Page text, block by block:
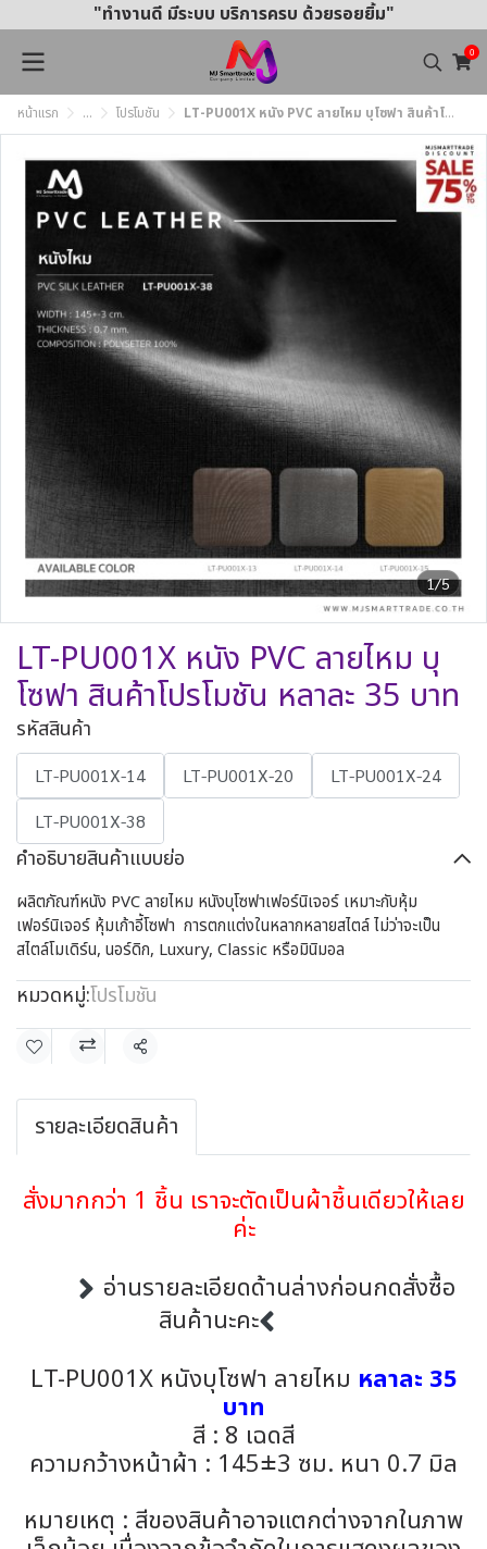
"ทำงานดี มีระบบ บริการครบ ด้วยรอยยิ้ม"
0
หน้าแรก ... โปรโมชัน LT-PU001X หนัง PVC ลายไหม บุโซฟา สินค้าโปรโมชัน หลาละ 35 บาท
1/5
LT-PU001X หนัง PVC ลายไหม บุ
โซฟา สินค้าโปรโมชัน หลาละ 35 บาท
รหัสสินค้า
LT-PU001X-14 LT-PU001X-20
LT-PU001X-24
LT-PU001X-38
คำอธิบายสินค้าแบบย่อ
ผลิตภัณฑ์หนัง PVC ลายไหม หนังบุโซฟาเฟอร์นิเจอร์ เหมาะกับหุ้ม
เฟอร์นิเจอร์ หุ้มเก้าอี้โซฟา การตกแต่งในหลากหลายสไตล์ ไม่ว่าจะเป็น
สไตล์โมเดิร์น, นอร์ดิก, Luxury, Classic หรือมินิมอล
หมวดหมู่:โปรโมชัน
แชร์
รายละเอียดสินค้า
สั่งมากกว่า 1 ชิ้น เราจะตัดเป็นผ้าชิ้นเดียวให้เลย
ค่ะ
อ่านรายละเอียดด้านล่างก่อนกดสั่งซื้อ
สินค้านะคะ
LT-PU001X หนังบุโซฟา ลายไหม หลาละ 35
บาท
สี : 8 เฉดสี
ความกว้างหน้าผ้า : 145±3 ซม. หนา 0.7 มิล
หมายเหตุ : สีของสินค้าอาจแตกต่างจากในภาพ